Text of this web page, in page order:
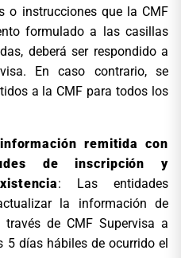
o instrucciones que la CMF
formulado a las casillas
deberá ser respondido a
En caso contrario, se
a la CMF para todos los
remitida con
de inscripción y
: Las entidades
la información de
de CMF Supervisa a
5 días hábiles de ocurrido el